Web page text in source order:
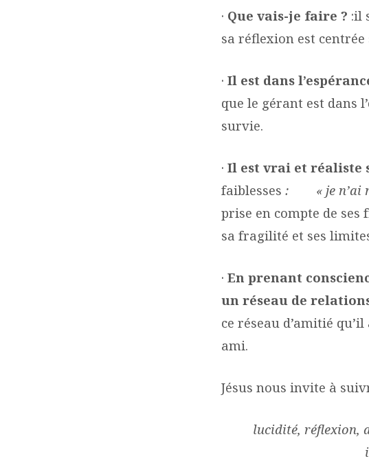
· Que vais-je faire ? :il
sa réflexion est centrée
· Il est dans
que le gérant est dans
survie.
· Il est vrai et réaliste
faiblesses : « je n’ai ni
prise en compte de
sa fragilité et ses
· En prenant
un réseau de
ce réseau d’amitié
ami.
Jésus nous invite à
lucidité, réflexion,